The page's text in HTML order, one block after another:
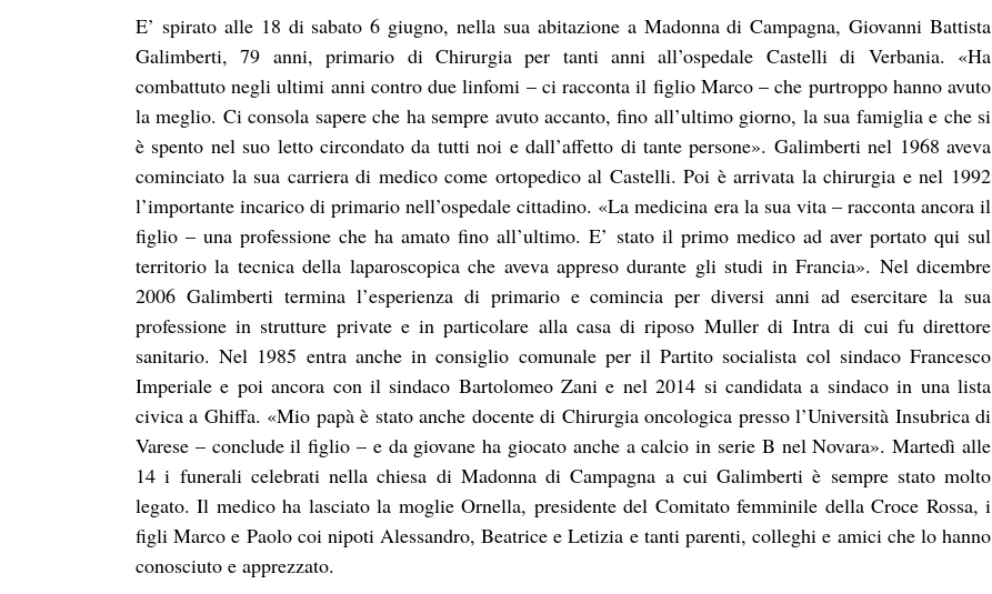
E’ spirato alle 18 di sabato 6 giugno, nella sua abitazione a Madonna di Campagna, Giovanni Battista
Galimberti, 79 anni, primario di Chirurgia per tanti anni all’ospedale Castelli di Verbania. «Ha
combattuto negli ultimi anni contro due linfomi – ci racconta il figlio Marco – che purtroppo hanno avuto
la meglio. Ci consola sapere che ha sempre avuto accanto, fino all’ultimo giorno, la sua famiglia e che si
è spento nel suo letto circondato da tutti noi e dall’affetto di tante persone». Galimberti nel 1968 aveva
cominciato la sua carriera di medico come ortopedico al Castelli. Poi è arrivata la chirurgia e nel 1992
l’importante incarico di primario nell’ospedale cittadino. «La medicina era la sua vita – racconta ancora il
figlio – una professione che ha amato fino all’ultimo. E’ stato il primo medico ad aver portato qui sul
territorio la tecnica della laparoscopica che aveva appreso durante gli studi in Francia». Nel dicembre
2006 Galimberti termina l’esperienza di primario e comincia per diversi anni ad esercitare la sua
professione in strutture private e in particolare alla casa di riposo Muller di Intra di cui fu direttore
sanitario. Nel 1985 entra anche in consiglio comunale per il Partito socialista col sindaco Francesco
Imperiale e poi ancora con il sindaco Bartolomeo Zani e nel 2014 si candidata a sindaco in una lista
civica a Ghiffa. «Mio papà è stato anche docente di Chirurgia oncologica presso l’Università Insubrica di
Varese – conclude il figlio – e da giovane ha giocato anche a calcio in serie B nel Novara». Martedì alle
14 i funerali celebrati nella chiesa di Madonna di Campagna a cui Galimberti è sempre stato molto
legato. Il medico ha lasciato la moglie Ornella, presidente del Comitato femminile della Croce Rossa, i
figli Marco e Paolo coi nipoti Alessandro, Beatrice e Letizia e tanti parenti, colleghi e amici che lo hanno
conosciuto e apprezzato.